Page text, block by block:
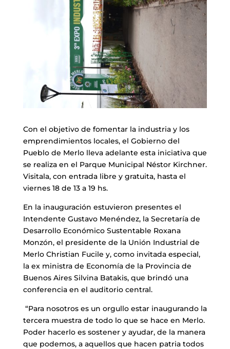
Con el objetivo de fomentar la industria y los
emprendimientos locales, el Gobierno del
Pueblo de Merlo lleva adelante esta iniciativa que
se realiza en el Parque Municipal Néstor Kirchner.
Visitala, con entrada libre y gratuita, hasta el
viernes 18 de 13 a 19 hs.
En la inauguración estuvieron presentes el
Intendente Gustavo Menéndez, la Secretaría de
Desarrollo Económico Sustentable Roxana
Monzón, el presidente de la Unión Industrial de
Merlo Christian Fucile y, como invitada especial,
la ex ministra de Economía de la Provincia de
Buenos Aires Silvina Batakis, que brindó una
conferencia en el auditorio central.
“Para nosotros es un orgullo estar inaugurando la
tercera muestra de todo lo que se hace en Merlo.
Poder hacerlo es sostener y ayudar, de la manera
que podemos, a aquellos que hacen patria todos